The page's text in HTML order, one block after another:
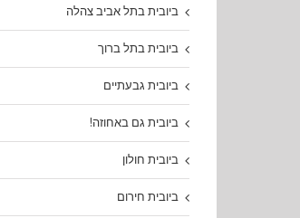
ביובית בתל אביב צהלה
ביובית בתל ברוך
ביובית גבעתיים
ביובית גם באחוזה!
ביובית חולון
ביובית חירום